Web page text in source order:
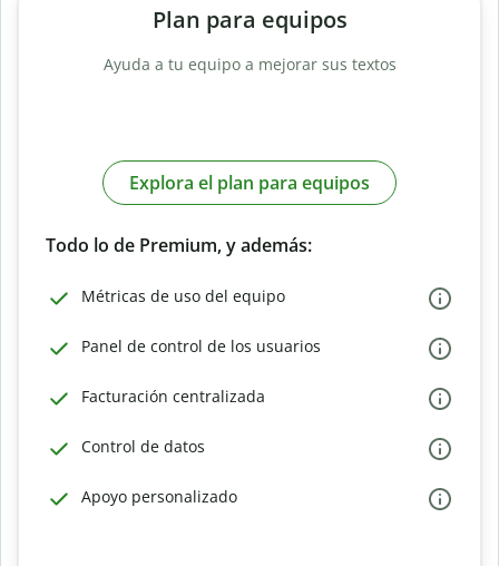
Plan para equipos
Ayuda a tu equipo a mejorar sus textos
Explora el plan para equipos
Todo lo de Premium, y además:
Métricas de uso del equipo
Panel de control de los usuarios
Facturación centralizada
Control de datos
Apoyo personalizado